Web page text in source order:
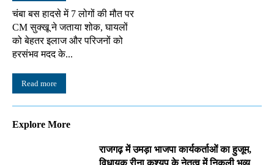
चंबा बस हादसे में 7 लोगों की मौत पर
CM सुक्खू ने जताया शोक, घायलों
को बेहतर इलाज और परिजनों को
हरसंभव मदद के...
Read more
Explore More
राजगढ़ में उमड़ा भाजपा कार्यकर्ताओं का हुजूम,
विधायक रीना कश्यप के नेतृत्व में निकली भव्य